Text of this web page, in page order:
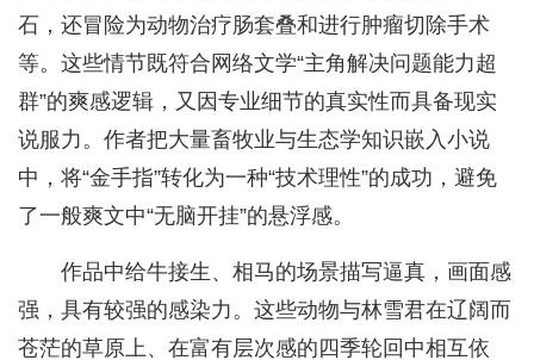
石，还冒险为动物治疗肠套叠和进行肿瘤切除手术
等。这些情节既符合网络文学“主角解决问题能力超
群”的爽感逻辑，又因专业细节的真实性而具备现实
说服力。作者把大量畜牧业与生态学知识嵌入小说
中，将“金手指”转化为一种“技术理性”的成功，避免
了一般爽文中“无脑开挂”的悬浮感。
作品中给牛接生、相马的场景描写逼真，画面感
强，具有较强的感染力。这些动物与林雪君在辽阔而
苍茫的草原上、在富有层次感的四季轮回中相互依